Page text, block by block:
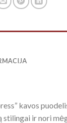
kavos
stilingai ir nori